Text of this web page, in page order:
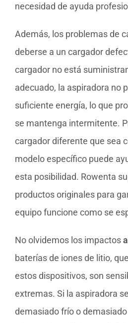
necesidad de ayuda
Además, los problemas de
deberse a un cargador
cargador no está
adecuado, la aspiradora no
suficiente energía, lo que
se mantenga intermitente.
cargador diferente que sea
modelo específico puede
esta posibilidad. Rowenta
productos originales para
equipo funcione como se
No olvidemos los impactos
baterías de iones de litio,
estos dispositivos, son
extremas. Si la aspiradora
demasiado frío o